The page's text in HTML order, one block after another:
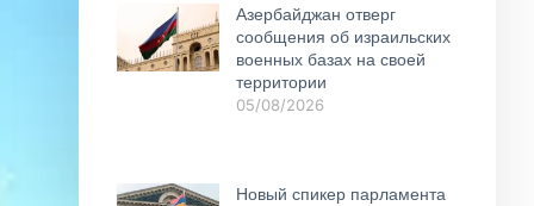
Азербайджан отверг
сообщения об израильских
военных базах на своей
территории
05/08/2026
Новый спикер парламента